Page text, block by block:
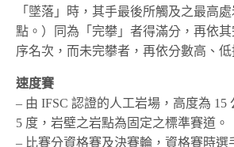
「墜落」時，其手最後所觸及之最高
點。）同為「完攀」者得滿分，再依
序名次，而未完攀者，再依分數高、低
速度賽
– 由 IFSC 認證的人工岩場，高度為 15
5 度，岩壁之岩點為固定之標準賽道。
– 比賽分資格賽及決賽輪，資格賽時選